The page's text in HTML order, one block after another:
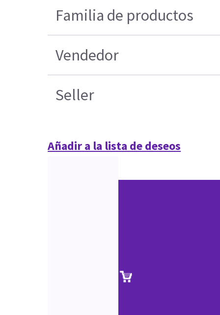
Familia de productos
Vendedor
Seller
Añadir a la lista de deseos